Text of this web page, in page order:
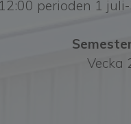
perioden 1
Vecka